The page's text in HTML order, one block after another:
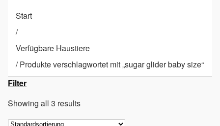
Start
/
Verfügbare Haustiere
/Produkte verschlagwortet mit „sugar glider baby size“
Filter
Showing all 3 results